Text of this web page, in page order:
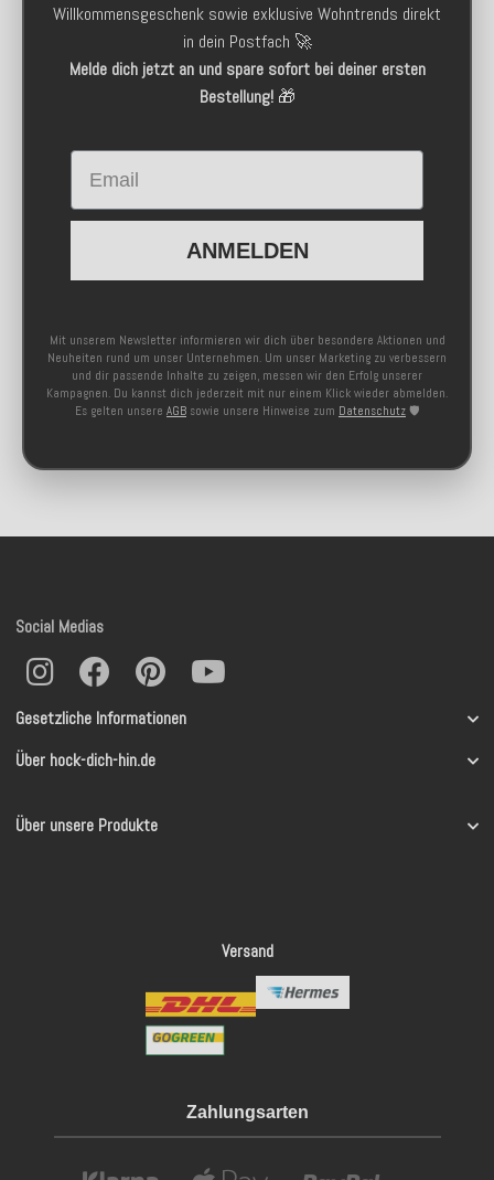
Willkommensgeschenk sowie exklusive Wohntrends direkt
in dein Postfach 🚀
Melde dich jetzt an und spare sofort bei deiner ersten
Bestellung!🎁
Email
ANMELDEN
Mit unserem Newsletter informieren wir dich über besondere Aktionen und
Neuheiten rund um unser Unternehmen. Um unser Marketing zu verbessern
und dir passende Inhalte zu zeigen, messen wir den Erfolg unserer
Kampagnen. Du kannst dich jederzeit mit nur einem Klick wieder abmelden.
Es gelten unsere AGB sowie unsere Hinweise zum Datenschutz 🛡️
Gesetzliche Informationen
Über hock-dich-hin.de
Über unsere Produkte
Social Medias
Versand
Zahlungsarten